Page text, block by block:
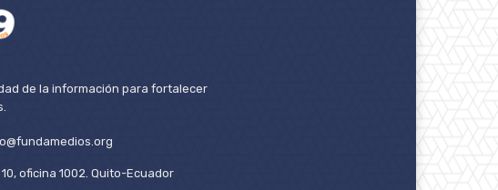
de la información para fortalecer
oficina 1002. Quito-Ecuador